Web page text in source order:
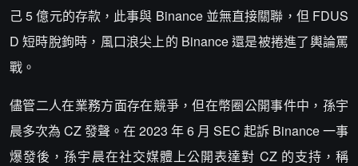
己 5 億元的存款，此事與 Binance 並無直接關聯，但 FDUS
D 短時脫鉤時，風口浪尖上的 Binance 還是被捲進了輿論罵
戰。
儘管二人在業務方面存在競爭，但在幣圈公開事件中，孫宇
晨多次為 CZ 發聲。在 2023 年 6 月 SEC 起訴 Binance 一事
爆發後，孫宇晨在社交媒體上公開表達對 CZ 的支持，稱